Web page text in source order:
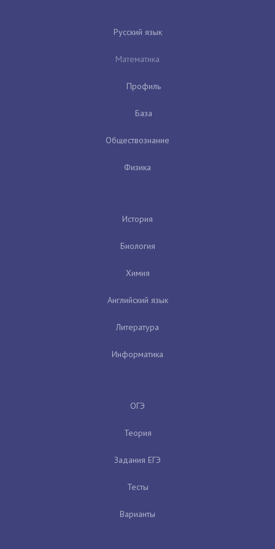
Русский язык
Математика
Профиль
База
Обществознание
Физика
История
Биология
Химия
Английский язык
Литература
Информатика
ОГЭ
Теория
Задания ЕГЭ
Тесты
Варианты